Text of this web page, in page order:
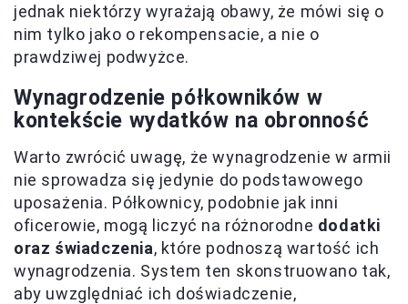
jednak niektórzy wyrażają obawy, że mówi się o
nim tylko jako o rekompensacie, a nie o
prawdziwej podwyżce.
Wynagrodzenie półkowników w
kontekście wydatków na obronność
Warto zwrócić uwagę, że wynagrodzenie w armii
nie sprowadza się jedynie do podstawowego
uposażenia. Półkownicy, podobnie jak inni
oficerowie, mogą liczyć na różnorodne dodatki
oraz świadczenia, które podnoszą wartość ich
wynagrodzenia. System ten skonstruowano tak,
aby uwzględniać ich doświadczenie,